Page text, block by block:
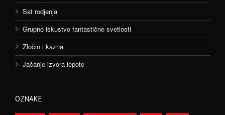
Sat rodjenja
Grupno iskustvo fantastične svetlosti
Zločin i kazna
Jačanje izvora lepote
OZNAKE